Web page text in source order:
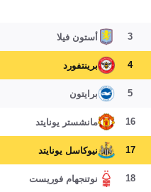
3 أستون فيلا
4 برينتفورد
5 برايتون
16 مانشستر يونايتد
17 نيوكاسل يونايتد
18 نوتنجهام فوريست